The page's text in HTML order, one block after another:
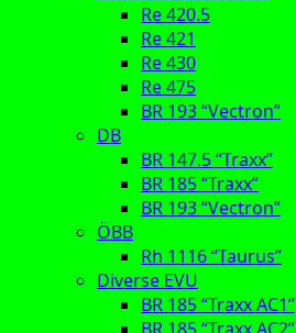
Re 420.5
Re 421
Re 430
Re 475
BR 193 “Vectron”
DB
BR 147.5 “Traxx”
BR 185 “Traxx”
BR 193 “Vectron”
ÖBB
Rh 1116 “Taurus”
Diverse EVU
BR 185 “Traxx AC1”